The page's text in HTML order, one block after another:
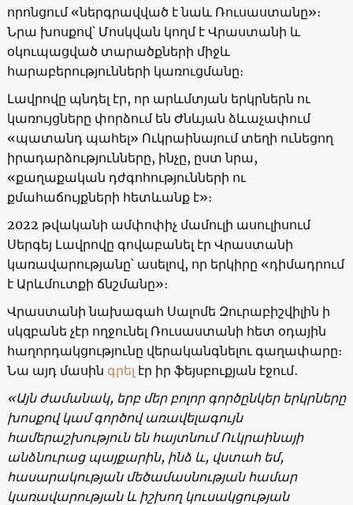
որոնցում «ներգրավված է նաև Ռուսաստանը»։
Նրա խոսքով՝ Մոսկվան կողմ է Վրաստանի և
օկուպացված տարածքների միջև
հարաբերությունների կառուցմանը։
Լավրովը պնդել էր, որ արևմտյան երկրներն ու
կառույցները փորձում են Ժնևյան ձևաչափում
«պատանդ պահել» Ուկրաինայում տեղի ունեցող
իրադարձությունները, ինչը, ըստ նրա,
«քաղաքական դժգոհությունների ու
քմահաճույքների հետևանք է»։
2022 թվականի ամփոփիչ մամուլի ասուլիսում
Սերգեյ Լավրովը գովաբանել էր Վրաստանի
կառավարությանը՝ ասելով, որ երկիրը «դիմադրում
է Արևմուտքի ճնշմանը»։
Վրաստանի նախագահ Սալոմե Զուրաբիշվիլին ի
սկզբանե չէր ողջունել Ռուսաստանի հետ օդային
հաղորդակցությունը վերականգնելու գաղափարը։
Նա այդ մասին գրել էր իր ֆեյսբուքյան էջում․
«Այն ժամանակ, երբ մեր բոլոր գործընկեր երկրները
խոսքով կամ գործով առավելագույն
համերաշխություն են հայտնում Ուկրաինայի
անձնուրաց պայքարին, ինձ և, վստահ եմ,
հասարակության մեծամասնության համար
կառավարության և իշխող կուսակցության